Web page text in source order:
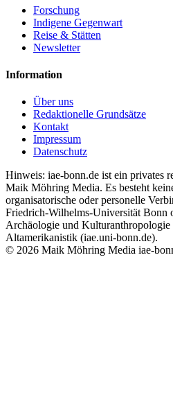
Forschung
Indigene Gegenwart
Reise & Stätten
Newsletter
Information
Über uns
Redaktionelle Grundsätze
Kontakt
Impressum
Datenschutz
Hinweis: iae-bonn.de ist ein privates
Maik Möhring Media. Es besteht
organisatorische oder personelle
Friedrich-Wilhelms-Universität Bonn
Archäologie und
Altamerikanistik (iae.uni-bonn.de).
© 2026 Maik Möhring Media iae-